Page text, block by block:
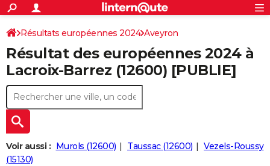
ACTUALITÉS
Politique
Société
Faits Divers
Education
Monde
Villes
+
SPORT
Coupe du monde 2026
Football
Tennis
Cyclisme
Rugby
Forum
Programme TV
TNT
Streaming
Cinéma
Sorties cinéma
Musique
+
FINANCE
Retraite
Impôts
Epargne
Immobilier
Risques naturels par ville
Banque
Assurance
Crédit
AUTO
Essais
Réserver un essai
Citadines
Berlines
SUV
Forum auto
+
HIGH-TECH
Mobiles
Meilleur smartphone
Internet
Ordinateurs
Jeux vidéo
Guide high-tech
+
BRICOLAGE
S'inscrire
Connexion
Résultats européennes 2024 Aveyron
Résultat des européennes 2024 à
Lacroix-Barrez (12600) [PUBLIE]
Voir aussi : Murols (12600) Taussac (12600)
Vezels-Roussy
(15130)